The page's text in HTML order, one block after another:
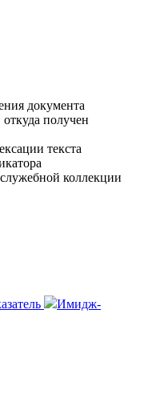
документа
получен
текста
коллекции
Имидж-